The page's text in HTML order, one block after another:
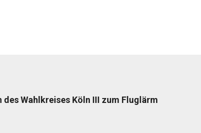
Wahlkreises Köln III zum Fluglärm